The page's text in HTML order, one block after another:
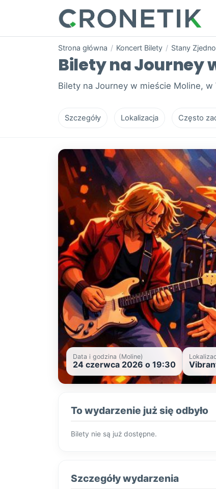
Strona główna / Koncert Bilety / Stany
Bilety na Journey
Bilety na Journey w mieście Moline, w
Szczegóły Lokalizacja Często
Data i godzina (Moline)
24 czerwca 2026 o 19:30
To wydarzenie już się odbyło
Bilety nie są już dostępne.
Szczegóły wydarzenia